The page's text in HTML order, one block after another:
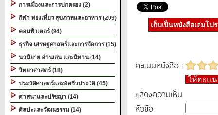
การเมืองและการปกครอง (2)
กีฬา ท่องเที่ยว สุขภาพและอาหาร (209)
คอมพิวเตอร์ (94)
ธุรกิจ เศรษฐศาสตร์และการจัดการ (15)
นวนิยาย อ่านเล่น และนิทาน (14)
วิทยาศาสตร์ (18)
ประวัติศาสตร์และอัตชีวประวัติ (45)
ศาสนาและปรัชญา (14)
ศิลปะและวัฒนธรรม (14)
เก็บเป็นหนังสือเล่มโป
คะแนนหนังสือ :
ให้คะแ
แสดงความเห็น
หัวข้อ